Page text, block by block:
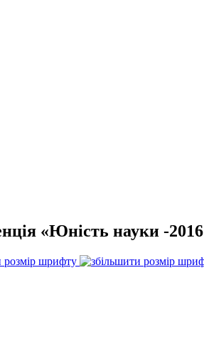
«Юність науки -2016
розмір шрифту